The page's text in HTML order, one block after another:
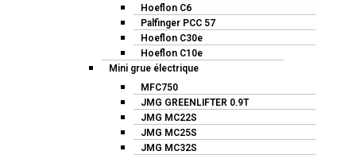
Hoeflon C6
Palfinger PCC 57
Hoeflon C30e
Hoeflon C10e
Mini grue électrique
MFC750
JMG GREENLIFTER 0.9T
JMG MC22S
JMG MC25S
JMG MC32S